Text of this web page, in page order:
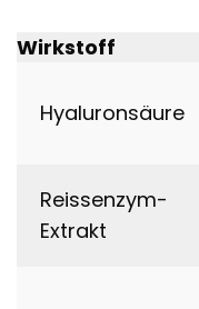
Wirkstoff
Hyaluronsäure
Reissenzym-
Extrakt